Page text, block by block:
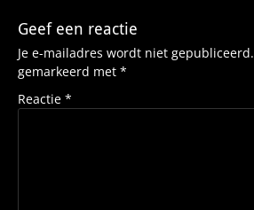
Geef een reactie
Je e-mailadres wordt niet gepubliceerd.
gemarkeerd met *
Reactie *